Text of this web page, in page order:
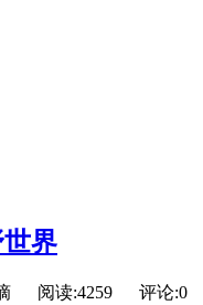
界
阅读:4259 评论:0